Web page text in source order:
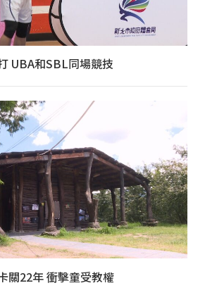
UBA和SBL同場競技
關22年 衝擊童受教權